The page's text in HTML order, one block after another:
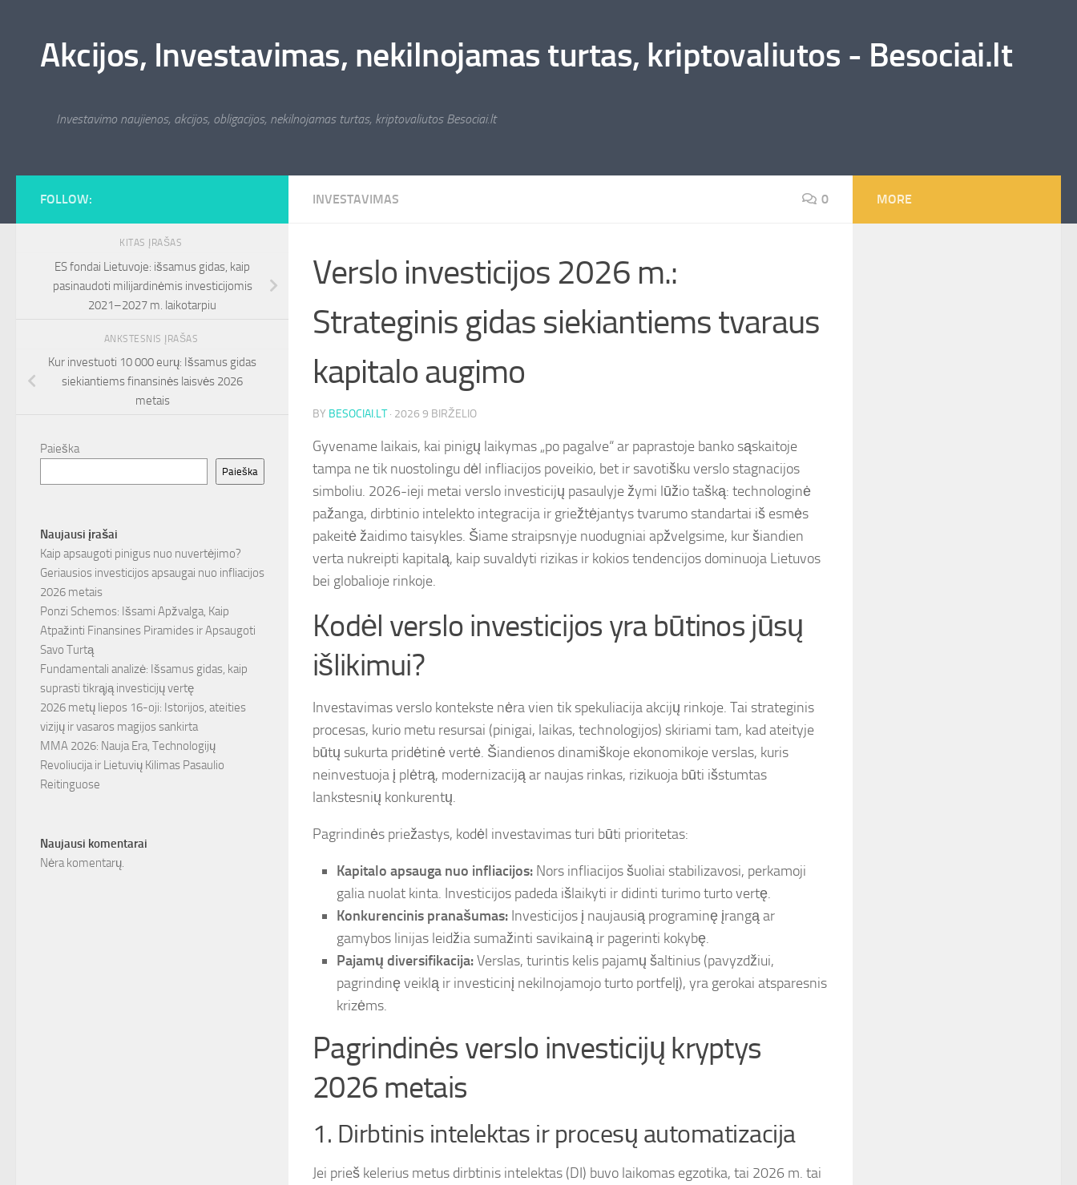
Akcijos, Investavimas, nekilnojamas turtas, kriptovaliutos - Besociai.lt
Investavimo naujienos, akcijos, obligacijos, nekilnojamas turtas, kriptovaliutos Besociai.lt
INVESTAVIMAS 0
Verslo investicijos 2026 m.:
Strateginis gidas siekiantiems tvaraus
kapitalo augimo
BY BESOCIAI.LT · 2026 9 BIRŽELIO
Gyvename laikais, kai pinigų laikymas „po pagalve“ ar paprastoje banko sąskaitoje
tampa ne tik nuostolingu dėl infliacijos poveikio, bet ir savotišku verslo stagnacijos
simboliu. 2026-ieji metai verslo investicijų pasaulyje žymi lūžio tašką: technologinė
pažanga, dirbtinio intelekto integracija ir griežtėjantys tvarumo standartai iš esmės
pakeitė žaidimo taisykles. Šiame straipsnyje nuodugniai apžvelgsime, kur šiandien
verta nukreipti kapitalą, kaip suvaldyti rizikas ir kokios tendencijos dominuoja Lietuvos
bei globalioje rinkoje.
Kodėl verslo investicijos yra būtinos jūsų
išlikimui?
Investavimas verslo kontekste nėra vien tik spekuliacija akcijų rinkoje. Tai strateginis
procesas, kurio metu resursai (pinigai, laikas, technologijos) skiriami tam, kad ateityje
būtų sukurta pridėtinė vertė. Šiandienos dinamiškoje ekonomikoje verslas, kuris
neinvestuoja į plėtrą, modernizaciją ar naujas rinkas, rizikuoja būti išstumtas
lankstesnių konkurentų.
Pagrindinės priežastys, kodėl investavimas turi būti prioritetas:
Kapitalo apsauga nuo infliacijos: Nors infliacijos šuoliai stabilizavosi, perkamoji
galia nuolat kinta. Investicijos padeda išlaikyti ir didinti turimo turto vertę.
Konkurencinis pranašumas: Investicijos į naujausią programinę įrangą ar
gamybos linijas leidžia sumažinti savikainą ir pagerinti kokybę.
Pajamų diversifikacija:Verslas, turintis kelis pajamų šaltinius (pavyzdžiui,
pagrindinę veiklą ir investicinį nekilnojamojo turto portfelį), yra gerokai atsparesnis
krizėms.
Pagrindinės verslo investicijų kryptys
2026 metais
1. Dirbtinis intelektas ir procesų automatizacija
Jei prieš kelerius metus dirbtinis intelektas (DI) buvo laikomas egzotika, tai 2026 m. tai
FOLLOW:
KITAS ĮRAŠAS
ES fondai Lietuvoje: išsamus gidas, kaip
pasinaudoti milijardinėmis investicijomis
2021–2027 m. laikotarpiu
ANKSTESNIS ĮRAŠAS
Kur investuoti 10 000 eurų: Išsamus gidas
siekiantiems finansinės laisvės 2026
metais
Paieška
Paieška
Naujausi įrašai
Kaip apsaugoti pinigus nuo nuvertėjimo?
Geriausios investicijos apsaugai nuo infliacijos
2026 metais
Ponzi Schemos: Išsami Apžvalga, Kaip
Atpažinti Finansines Piramides ir Apsaugoti
Savo Turtą
Fundamentali analizė: Išsamus gidas, kaip
suprasti tikrąją investicijų vertę
2026 metų liepos 16-oji: Istorijos, ateities
vizijų ir vasaros magijos sankirta
MMA 2026: Nauja Era, Technologijų
Revoliucija ir Lietuvių Kilimas Pasaulio
Reitinguose
Naujausi komentarai
Nėra komentarų.
MORE